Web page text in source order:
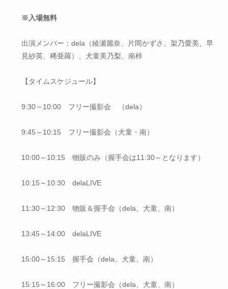
※入場無料
出演メンバー：dela（綾瀬麗奈、片岡かずさ、架乃愛美、早
見紗英、稀亜羅）、犬童美乃梨、南梓
【タイムスケジュール】
9:30～10:00 フリー撮影会 （dela）
9:45～10:15 フリー撮影会（犬童・南）
10:00～10:15 物販のみ（握手会は11:30～となります）
10:15～10:30 delaLIVE
11:30～12:30 物販＆握手会（dela、犬童、南）
13:45～14:00 delaLIVE
15:00～15:15 握手会（dela、犬童、南）
15:15～16:00 フリー撮影会（dela、犬童、南）